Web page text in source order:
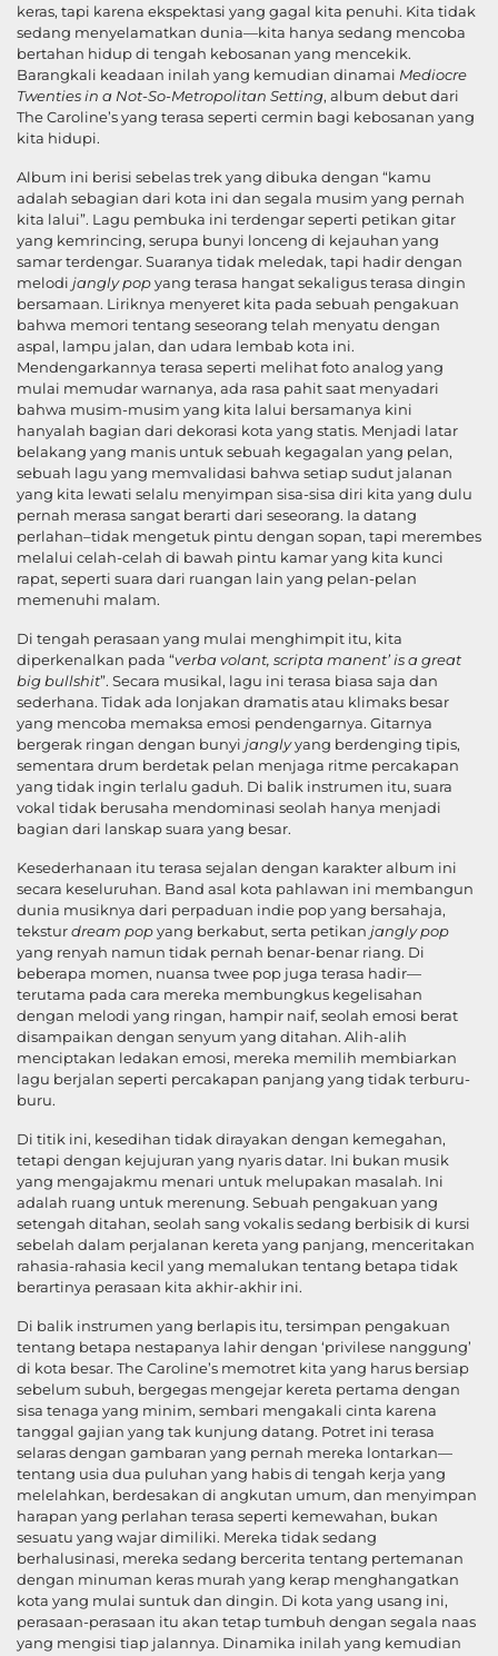
keras, tapi karena ekspektasi yang gagal kita penuhi. Kita tidak
sedang menyelamatkan dunia—kita hanya sedang mencoba
bertahan hidup di tengah kebosanan yang mencekik.
Barangkali keadaan inilah yang kemudian dinamai Mediocre
Twenties in a Not-So-Metropolitan Setting, album debut dari
The Caroline’s yang terasa seperti cermin bagi kebosanan yang
kita hidupi.
Album ini berisi sebelas trek yang dibuka dengan “kamu
adalah sebagian dari kota ini dan segala musim yang pernah
kita lalui”. Lagu pembuka ini terdengar seperti petikan gitar
yang kemrincing, serupa bunyi lonceng di kejauhan yang
samar terdengar. Suaranya tidak meledak, tapi hadir dengan
melodi jangly pop yang terasa hangat sekaligus terasa dingin
bersamaan. Liriknya menyeret kita pada sebuah pengakuan
bahwa memori tentang seseorang telah menyatu dengan
aspal, lampu jalan, dan udara lembab kota ini.
Mendengarkannya terasa seperti melihat foto analog yang
mulai memudar warnanya, ada rasa pahit saat menyadari
bahwa musim-musim yang kita lalui bersamanya kini
hanyalah bagian dari dekorasi kota yang statis. Menjadi latar
belakang yang manis untuk sebuah kegagalan yang pelan,
sebuah lagu yang memvalidasi bahwa setiap sudut jalanan
yang kita lewati selalu menyimpan sisa-sisa diri kita yang dulu
pernah merasa sangat berarti dari seseorang. Ia datang
perlahan–tidak mengetuk pintu dengan sopan, tapi merembes
melalui celah-celah di bawah pintu kamar yang kita kunci
rapat, seperti suara dari ruangan lain yang pelan-pelan
memenuhi malam.
Di tengah perasaan yang mulai menghimpit itu, kita
diperkenalkan pada “verba volant, scripta manent’ is a great
big bullshit”. Secara musikal, lagu ini terasa biasa saja dan
sederhana. Tidak ada lonjakan dramatis atau klimaks besar
yang mencoba memaksa emosi pendengarnya. Gitarnya
bergerak ringan dengan bunyi janglyyang berdenging tipis,
sementara drum berdetak pelan menjaga ritme percakapan
yang tidak ingin terlalu gaduh. Di balik instrumen itu, suara
vokal tidak berusaha mendominasi seolah hanya menjadi
bagian dari lanskap suara yang besar.
Kesederhanaan itu terasa sejalan dengan karakter album ini
secara keseluruhan. Band asal kota pahlawan ini membangun
dunia musiknya dari perpaduan indie pop yang bersahaja,
tekstur dream pop yang berkabut, serta petikan jangly pop
yang renyah namun tidak pernah benar-benar riang. Di
beberapa momen, nuansa twee pop juga terasa hadir—
terutama pada cara mereka membungkus kegelisahan
dengan melodi yang ringan, hampir naif, seolah emosi berat
disampaikan dengan senyum yang ditahan. Alih-alih
menciptakan ledakan emosi, mereka memilih membiarkan
lagu berjalan seperti percakapan panjang yang tidak terburu-
buru.
Di titik ini, kesedihan tidak dirayakan dengan kemegahan,
tetapi dengan kejujuran yang nyaris datar. Ini bukan musik
yang mengajakmu menari untuk melupakan masalah. Ini
adalah ruang untuk merenung. Sebuah pengakuan yang
setengah ditahan, seolah sang vokalis sedang berbisik di kursi
sebelah dalam perjalanan kereta yang panjang, menceritakan
rahasia-rahasia kecil yang memalukan tentang betapa tidak
berartinya perasaan kita akhir-akhir ini.
Di balik instrumen yang berlapis itu, tersimpan pengakuan
tentang betapa nestapanya lahir dengan ‘privilese nanggung’
di kota besar. The Caroline’s memotret kita yang harus bersiap
sebelum subuh, bergegas mengejar kereta pertama dengan
sisa tenaga yang minim, sembari mengakali cinta karena
tanggal gajian yang tak kunjung datang. Potret ini terasa
selaras dengan gambaran yang pernah mereka lontarkan—
tentang usia dua puluhan yang habis di tengah kerja yang
melelahkan, berdesakan di angkutan umum, dan menyimpan
harapan yang perlahan terasa seperti kemewahan, bukan
sesuatu yang wajar dimiliki. Mereka tidak sedang
berhalusinasi, mereka sedang bercerita tentang pertemanan
dengan minuman keras murah yang kerap menghangatkan
kota yang mulai suntuk dan dingin. Di kota yang usang ini,
perasaan-perasaan itu akan tetap tumbuh dengan segala naas
yang mengisi tiap jalannya. Dinamika inilah yang kemudian